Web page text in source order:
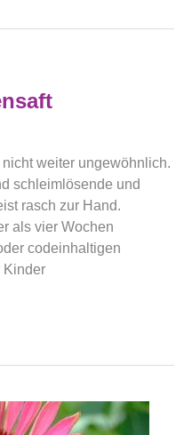
weiter ungewöhnlich.
schleimlösende und
rasch zur Hand.
als vier Wochen
codeinhaltigen
Kinder